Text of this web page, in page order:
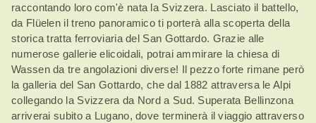
raccontando loro com'è nata la Svizzera. Lasciato il battello,
da Flüelen il treno panoramico ti porterà alla scoperta della
storica tratta ferroviaria del San Gottardo. Grazie alle
numerose gallerie elicoidali, potrai ammirare la chiesa di
Wassen da tre angolazioni diverse! Il pezzo forte rimane però
la galleria del San Gottardo, che dal 1882 attraversa le Alpi
collegando la Svizzera da Nord a Sud. Superata Bellinzona
arriverai subito a Lugano, dove terminerà il viaggio attraverso